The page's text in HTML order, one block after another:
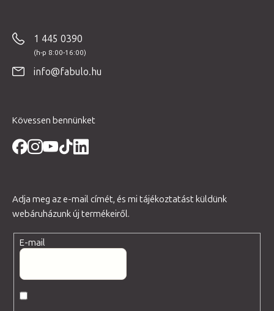
1 445 0390
info@fabulo.hu
Kövessen bennünket
Adja meg az e-mail címét, és mi tájékoztatást küldünk
webáruházunk új termékeiről.
E-mail